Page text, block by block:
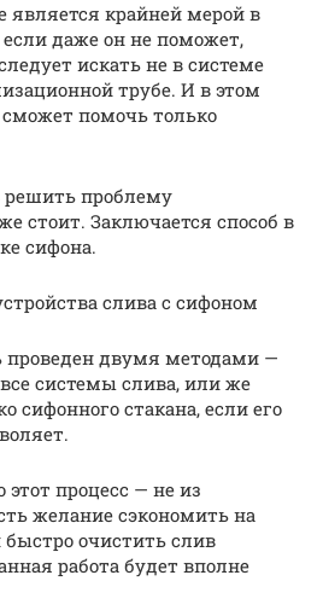
является крайней мерой в
даже он не поможет,
искать не в системе
трубе. И в этом
сможет помочь только
решить проблему
стоит. Заключается способ в
сифона.
слива с сифоном
двумя методами —
системы слива, или же
сифонного стакана, если его
процесс — не из
желание сэкономить на
быстро очистить слив
работа будет вполне